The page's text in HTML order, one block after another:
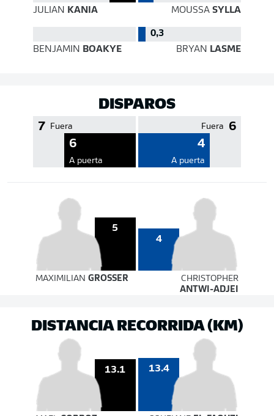
JULIAN KANIA MOUSSASYLLA
-0,20,3
BENJAMIN BOAKYE BRYAN LASME
DISPAROS
7 Fuera
6
A puerta
6
Fuera
4
A puerta
5
4
MAXIMILIAN GROSSER
CHRISTOPHER
ANTWI-ADJEI
DISTANCIA RECORRIDA (KM)
13.1 13.4